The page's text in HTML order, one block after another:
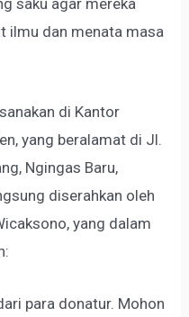
saku agar mereka
ilmu dan menata masa
di Kantor
yang beralamat di Jl.
Ngingas Baru,
diserahkan oleh
yang dalam
para donatur. Mohon